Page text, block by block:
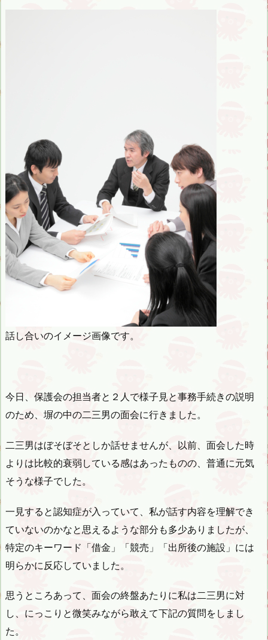
話し合いのイメージ画像です。
今日、保護会の担当者と２人で様子見と事務手続きの説明
のため、塀の中の二三男の面会に行きました。
二三男はぼそぼそとしか話せませんが、以前、面会した時
よりは比較的衰弱している感はあったものの、普通に元気
そうな様子でした。
一見すると認知症が入っていて、私が話す内容を理解でき
ていないのかなと思えるような部分も多少ありましたが、
特定のキーワード「借金」「競売」「出所後の施設」には
明らかに反応していました。
思うところあって、面会の終盤あたりに私は二三男に対
し、にっこりと微笑みながら敢えて下記の質問をしまし
た。